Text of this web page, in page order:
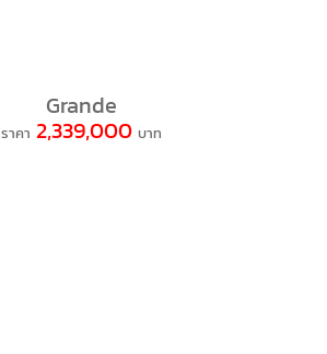
Grande
ราคา2,339,000 บาท